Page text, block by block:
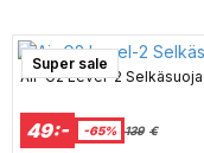
Super sale
Air-G2 Level-2 Selkäsuoja
49:- -65% 139 €